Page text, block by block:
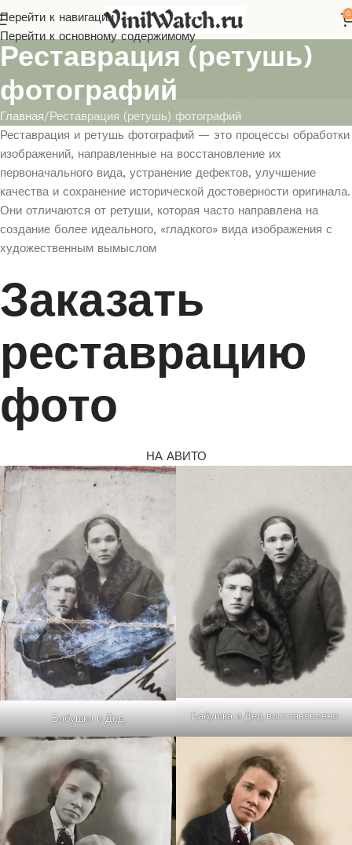
Перейти к навигации
Перейти к основному содержимому
0
Реставрация (ретушь)
фотографий
Главная Реставрация (ретушь) фотографий
Реставрация и ретушь фотографий — это процессы обработки
изображений, направленные на восстановление их
первоначального вида, устранение дефектов, улучшение
качества и сохранение исторической достоверности оригинала.
Они отличаются от ретуши, которая часто направлена на
создание более идеального, «гладкого» вида изображения с
художественным вымыслом
Заказать
реставрацию
фото
НА АВИТО
Бабушка и Дед Бабушка и Дед восстановлено